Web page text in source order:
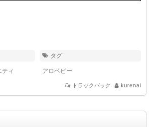
ティ
タグ
アロベビー
トラックバック kurenai